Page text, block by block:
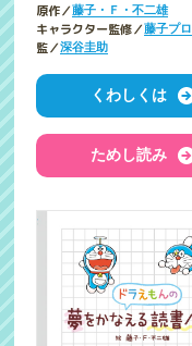
原作／藤子・Ｆ・不二雄
キャラクター監修／藤子プロ
監／深谷圭助
くわしくは
ためし読み